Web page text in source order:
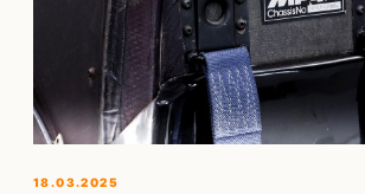
18.03.2025